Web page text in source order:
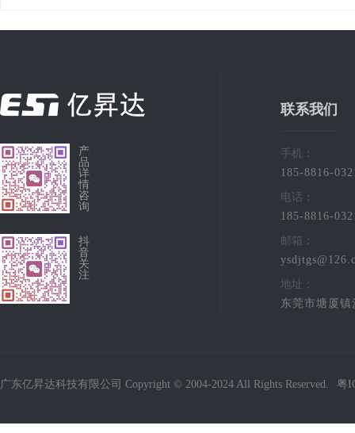
产
品
详
情
咨
询
抖
音
关
注
联系我们
手机：
185-8816-
电话：
185-8816-
邮箱：
地址：
东莞市塘厦
广东亿昇达科技有限公司 Copyright © 2004-2024 All Rights Reserved. 粤